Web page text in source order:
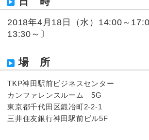
2018年4月18日（水）14:00～
13:30～〕
場 所
TKP神田駅前ビジネスセンター
カンファレンスルーム 5G
東京都千代田区鍛冶町2-2-1
三井住友銀行神田駅前ビル5F